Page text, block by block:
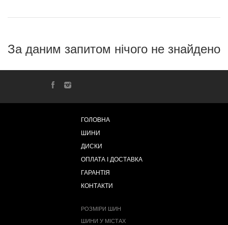
За даним запитом нічого не знайдено
ГОЛОВНА
ШИНИ
ДИСКИ
ОПЛАТА І ДОСТАВКА
ГАРАНТІЯ
КОНТАКТИ
РОЗМІРИ ШИН
ШИНИ У МІСТАХ